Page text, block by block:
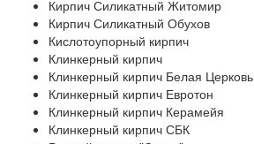
Кирпич Силикатный Житомир
Кирпич Силикатный Обухов
Кислотоупорный кирпич
Клинкерный кирпич
Клинкерный кирпич Белая Церковь
Клинкерный кирпич Евротон
Клинкерный кирпич Керамейя
Клинкерный кирпич СБК